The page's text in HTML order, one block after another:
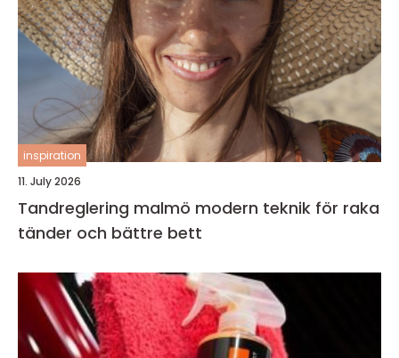
inspiration
11. July 2026
Tandreglering malmö modern teknik för raka
tänder och bättre bett